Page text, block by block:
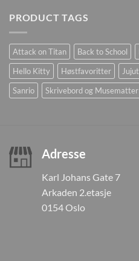
PRODUCT TAGS
Attack on Titan Back to School
Hello Kitty
Høstfavoritter
Sanrio
Skrivebord og Musematter
Adresse
Karl Johans Gate 7
Arkaden 2.etasje
0154 Oslo